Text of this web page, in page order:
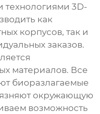
технологиями 3D-
как
корпусов, так и
заказов.
материалов. Все
биоразлагаемые
окружающую
возможность